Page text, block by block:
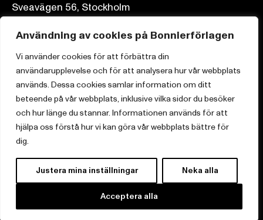
Användning av cookies på Bonnierförlagen
Vi använder cookies för att förbättra din
användarupplevelse och för att analysera hur vår webbplats
används. Dessa cookies samlar information om ditt
beteende på vår webbplats, inklusive vilka sidor du besöker
och hur länge du stannar. Informationen används för att
hjälpa oss förstå hur vi kan göra vår webbplats bättre för
dig.
Justera mina inställningar Neka alla
Acceptera alla
Sveavägen 56, Stockholm
Postadress
Box 3159, 103 63 Stockholm
Om Bonnierförlagen
Cookies
Integritetspolicy